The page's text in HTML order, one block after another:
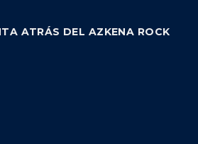
ATRÁS DEL AZKENA ROCK